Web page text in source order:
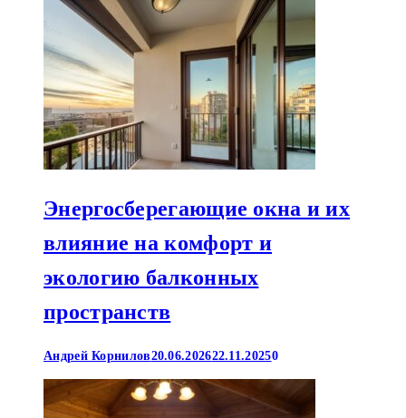
Энергосберегающие окна и их
влияние на комфорт и
экологию балконных
пространств
Андрей Корнилов20.06.202622.11.20250